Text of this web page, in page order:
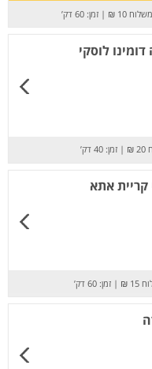
משלוח 10 ₪ | זמן: 60 דק’
לוסקי
₪
| זמן: 40 דק’
אתא
15 ₪
| זמן: 60 דק’